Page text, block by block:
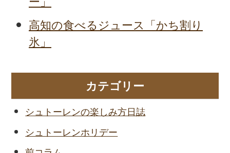
高知の食べるジュース「かち割り
氷」
カテゴリー
シュトーレンの楽しみ方日誌
シュトーレンホリデー